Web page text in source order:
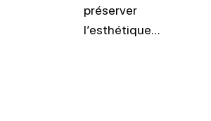
préserver
l’esthétique…